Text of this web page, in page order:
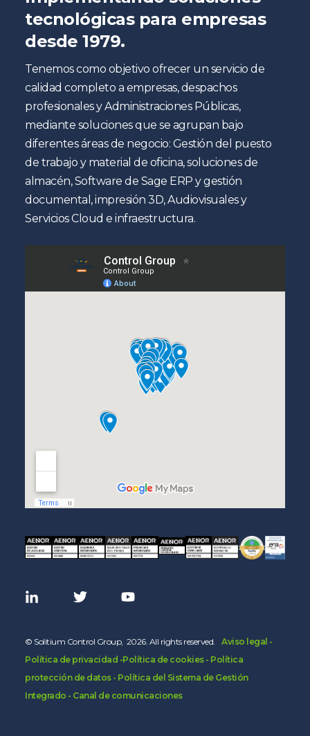
tecnológicas para empresas
desde 1979.
Tenemos como objetivo ofrecer un servicio de
calidad completo a empresas, despachos
profesionales y Administraciones Públicas,
mediante soluciones que se agrupan bajo
diferentes áreas de negocio: Gestión del puesto
de trabajo y material de oficina, soluciones de
almacén, Software de Sage ERP y gestión
documental, impresión 3D, Audiovisuales y
Servicios Cloud e infraestructura.
© Solitium Control Group, 2026. All rights reserved.
Aviso legal -
Política de privacidad -Política de cookies - Política
protección de datos - Política del Sistema de Gestión
Integrado - Canal de comunicaciones